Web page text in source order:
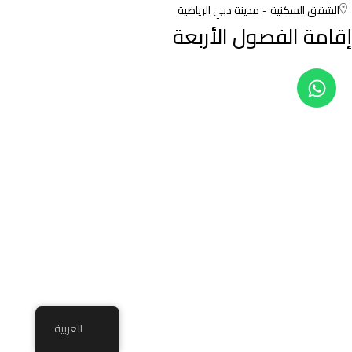
الشقق السكنية مدينة دبي الرياضية
إقامة الفصول الأربعة
العربية